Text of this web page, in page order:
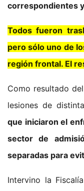
correspondientes
Todos fueron
pero sólo uno de
región frontal. El
Como resultado
lesiones de
que iniciaron el
sector de
separadas para
Intervino la